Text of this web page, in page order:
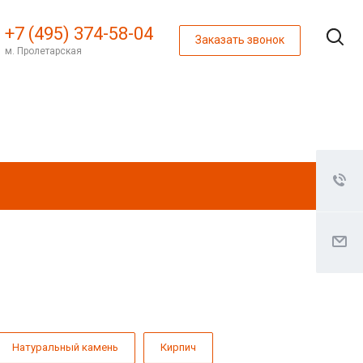
+7 (495) 374-58-04
м. Пролетарская
Заказать звонок
Натуральный камень Кирпич